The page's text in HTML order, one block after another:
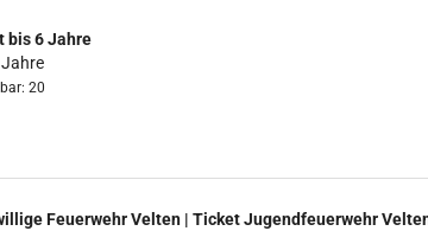
bis 6 Jahre
20
Feuerwehr Velten | Ticket Jugendfeuerwehr